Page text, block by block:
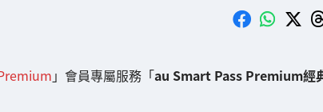
」會員專屬服務「au Smart Pass Premium經